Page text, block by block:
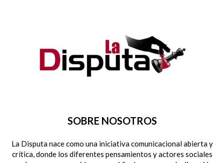
SOBRE NOSOTROS
La Disputa nace como una iniciativa comunicacional abierta y
crítica, donde los diferentes pensamientos y actores sociales